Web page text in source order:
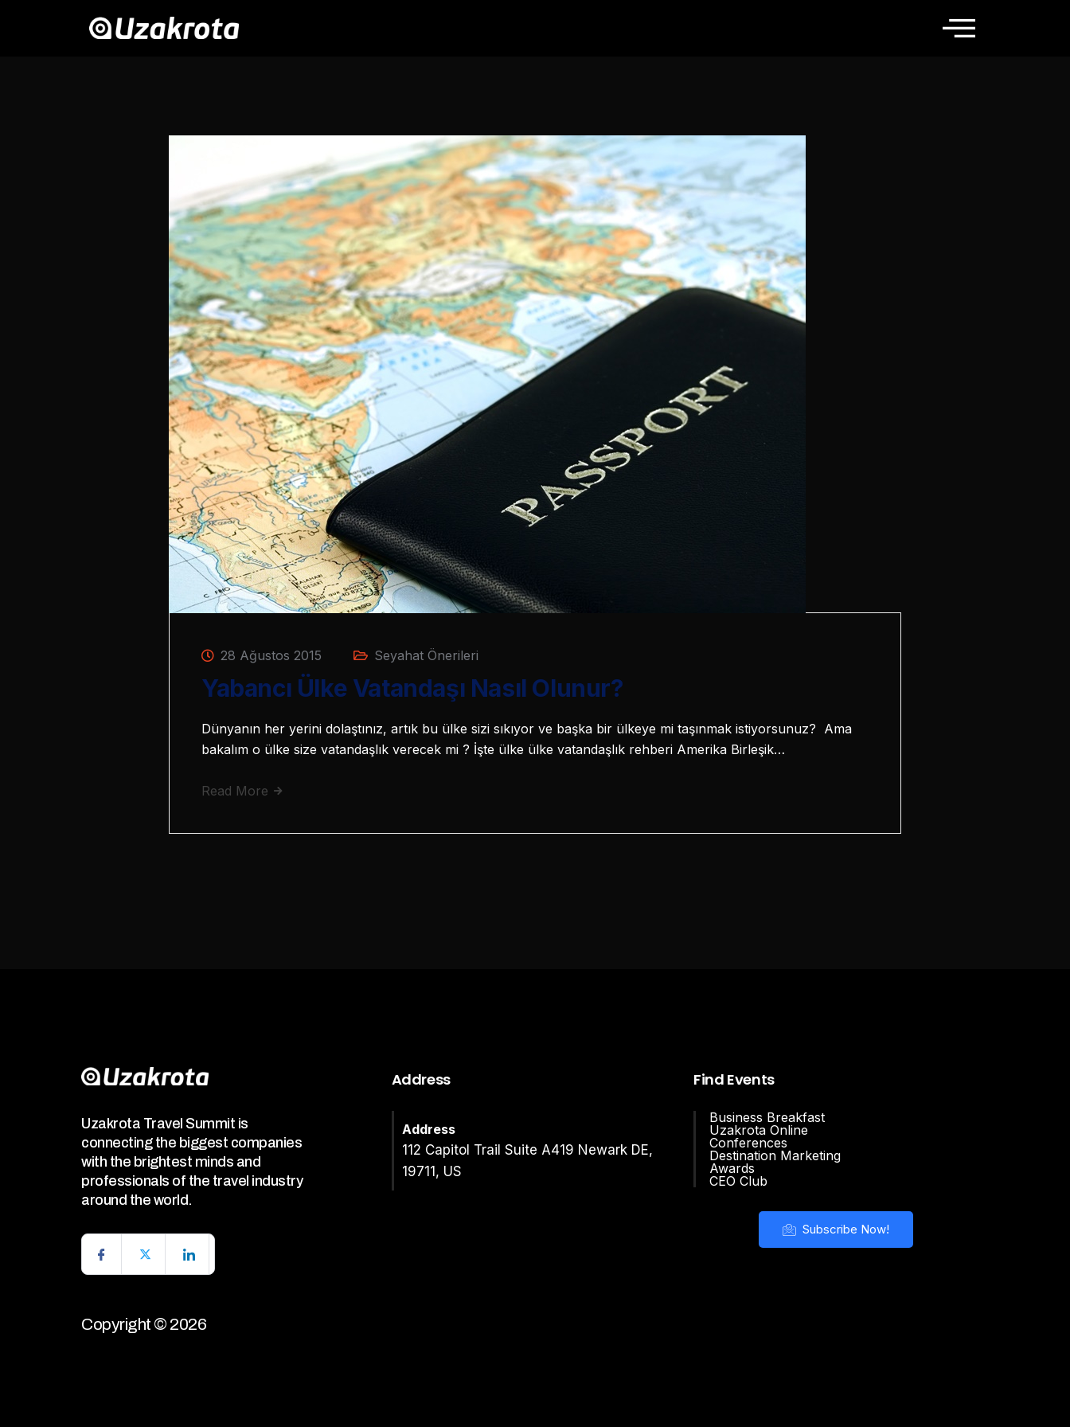
28 Ağustos 2015 Seyahat Önerileri
Yabancı Ülke Vatandaşı Nasıl Olunur?
Dünyanın her yerini dolaştınız, artık bu ülke sizi sıkıyor ve başka bir ülkeye mi taşınmak istiyorsunuz? Ama
bakalım o ülke size vatandaşlık verecek mi ? İşte ülke ülke vatandaşlık rehberi Amerika Birleşik…
Read More
Uzakrota Travel Summit is
connecting the biggest companies
with the brightest minds and
professionals of the travel industry
around the world.
Copyright © 2026
Address
Address
112 Capitol Trail Suite A419 Newark DE,
19711, US
Find Events
Business Breakfast
Uzakrota Online
Conferences
Destination Marketing
Awards
CEO Club
Subscribe Now!